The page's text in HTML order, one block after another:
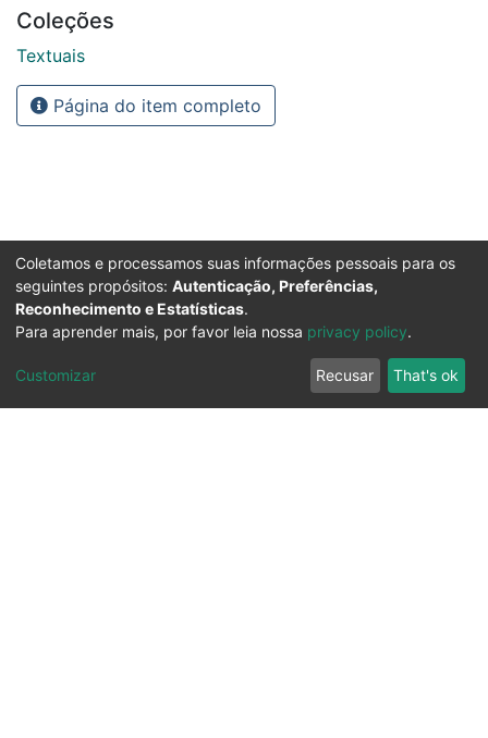
Coleções
Textuais
Página do item completo
Coletamos e processamos suas informações pessoais para os
seguintes propósitos: Autenticação, Preferências,
Reconhecimento e Estatísticas.
Para aprender mais, por favor leia nossa privacy policy.
Customizar Recusar That's ok